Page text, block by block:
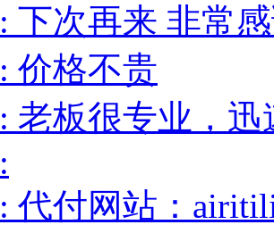
下次再来 非常
价格不贵
老板很专业，迅
代付网站：